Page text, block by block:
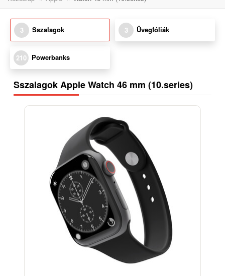
3 Sszalagok 3 Üvegfóliák
210 Powerbanks
Sszalagok Apple Watch 46 mm (10.series)